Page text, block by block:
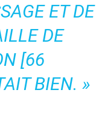
ET DE
DE
[66
BIEN. »